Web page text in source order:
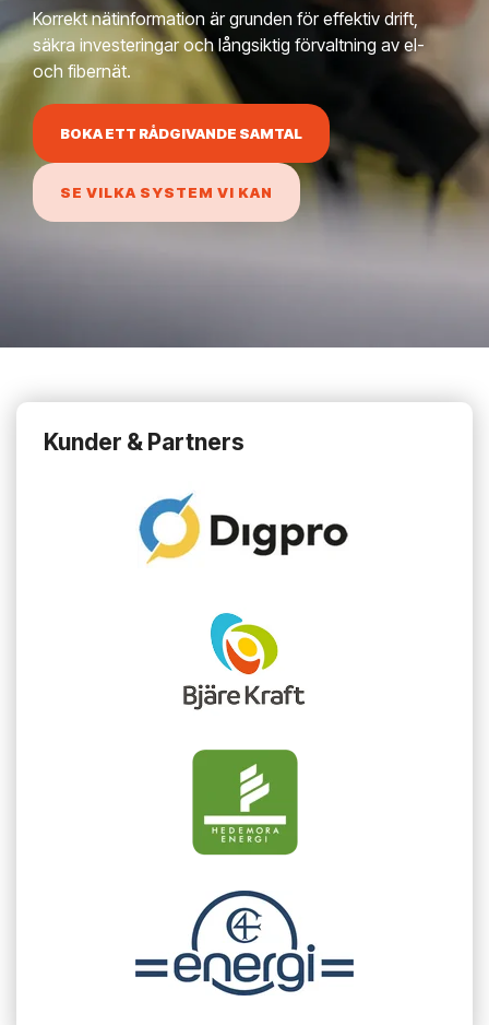
Korrekt nätinformation är grunden för effektiv drift,
säkra investeringar och långsiktig ­förvaltning av el-
och fibernät.
BOKA ETT RÅDGIVANDE SAMTAL
SE VILKA SYSTEM VI KAN
Kunder & Partners